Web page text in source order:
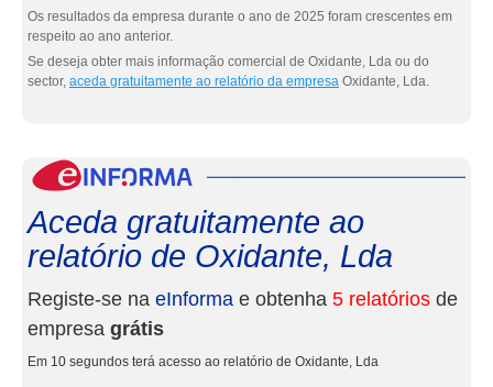
Os resultados da empresa durante o ano de 2025 foram crescentes em
respeito ao ano anterior.
Se deseja obter mais informação comercial de Oxidante, Lda ou do
sector, aceda gratuitamente ao relatório da empresa Oxidante, Lda.
Aceda gratuitamente ao
relatório de Oxidante, Lda
Registe-se na eInforma e obtenha 5 relatórios de
empresa grátis
Em 10 segundos terá acesso ao relatório de Oxidante, Lda